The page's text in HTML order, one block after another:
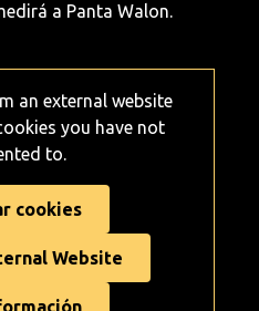
a Panta Walon.
an external website
you have not
to.
cookies
Website